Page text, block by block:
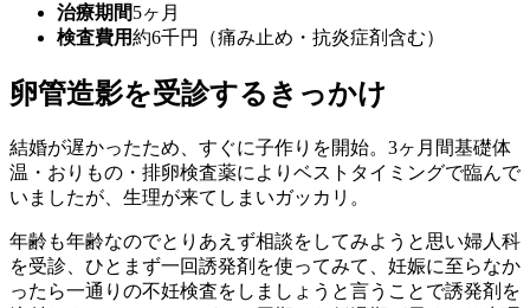
治療期間5ヶ月
検査費用約6千円（痛み止め・抗炎症剤含む）
卵管造影を受診するきっかけ
結婚が遅かったため、すぐに子作りを開始。3ヶ月間基礎体
温・おりもの・排卵検査薬によりベストタイミングで臨んで
いましたが、生理が来てしまいガッカリ。
年齢も年齢なのでとりあえず相談をしてみようと思い婦人科
を受診、ひとまず一回誘発剤を使ってみて、妊娠に至らなか
ったら一通りの不妊検査をしましょうと言うことで誘発剤を